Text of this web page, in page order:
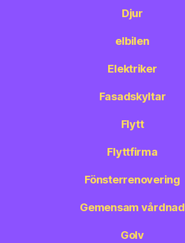
Djur
elbilen
Elektriker
Fasadskyltar
Flytt
Flyttfirma
Fönsterrenovering
Gemensam vårdnad
Golv